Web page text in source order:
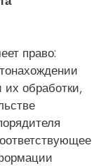
право:
обработки,